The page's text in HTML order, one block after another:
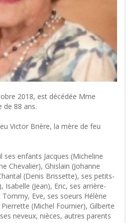
2018, est décédée Mme
de 88 ans.
Victor Brière, la mère de feu
ses enfants Jacques (Micheline
Chevalier), Ghislain (Johanne
(Denis Brissette), ses petits-
Isabelle (Jean), Eric, ses arrière-
Eve, ses soeurs Hélène
(Michel Fournier), Gilberte
neveux, nièces, autres parents